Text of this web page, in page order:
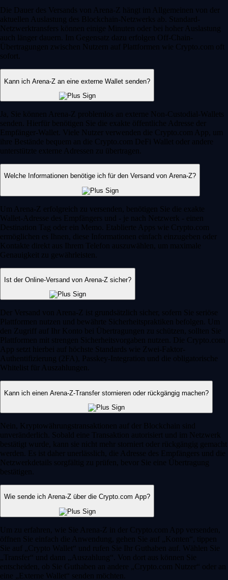
Die Dauer des Versands von Arena-Z hängt im Allgemeinen von der
aktuellen Auslastung des Blockchain-Netzwerks ab. Standard-
Netzwerktransfers können einige Minuten oder bei hoher Auslastung
auch länger dauern. Im Gegensatz dazu erfolgen Off-Chain-
Übertragungen zwischen Nutzern auf Plattformen wie Crypto.com oft
sofort.
Kann ich Arena-Z an eine externe Wallet senden?
Ja, Sie können Arena-Z problemlos an externe Non-Custodial-Wallets
senden. Hierfür benötigen Sie die exakte öffentliche Adresse der
Empfänger-Wallet. Viele Nutzer verwenden die Crypto.com App, um
ihre Bestände bequem an die Crypto.com DeFi Wallet oder andere
unterstützte externe Adressen zu übertragen.
Welche Informationen benötige ich für den Versand von Arena-Z?
Um Arena-Z erfolgreich zu versenden, benötigen Sie die exakte
Wallet-Adresse des Empfängers und - je nach Netzwerk - einen
Destination Tag oder ein Memo. Etablierte Apps wie Crypto.com
ermöglichen es Ihnen, diese Informationen einfach einzugeben oder
Kontakte direkt aus Ihrem Telefon auszuwählen, um maximale
Genauigkeit zu gewährleisten.
Ist der Online-Versand von Arena-Z sicher?
Der Versand von Arena-Z ist grundsätzlich sicher, sofern Sie seriöse
Plattformen nutzen und bewährte Sicherheitspraktiken befolgen. Um
den Zugriff auf Ihr Konto bei Übertragungen zu schützen, sollten Sie
Plattformen mit strengen Sicherheitsvorgaben nutzen. Die Crypto.com
App setzt hierbei auf höchste Standards wie Zwei-Faktor-
Authentifizierung (2FA), Passkey-Integration und die obligatorische
Whitelist für Auszahlungen.
Kann ich einen Arena-Z-Transfer stornieren oder rückgängig machen?
Nein, Kryptowährungstransaktionen auf der Blockchain sind
unveränderlich. Sobald eine Transaktion autorisiert und im Netzwerk
bestätigt wurde, kann sie nicht mehr storniert oder rückgängig gemacht
werden. Es ist daher unerlässlich, die Adresse des Empfängers und die
Netzwerkdetails sorgfältig zu prüfen, bevor Sie eine Übertragung
bestätigen.
Wie sende ich Arena-Z über die Crypto.com App?
Um zu erfahren, wie Sie Arena-Z in der Crypto.com App versenden,
öffnen Sie einfach die Anwendung, gehen Sie auf „Konten“, tippen
Sie auf „Crypto Wallet“ und rufen Sie Ihr Guthaben auf. Wählen Sie
„Transfer“ und dann „Auszahlung“. Von dort aus können Sie
entscheiden, ob Sie Guthaben an andere „Crypto.com Nutzer“ oder an
eine „Externe Wallet“ senden möchten.